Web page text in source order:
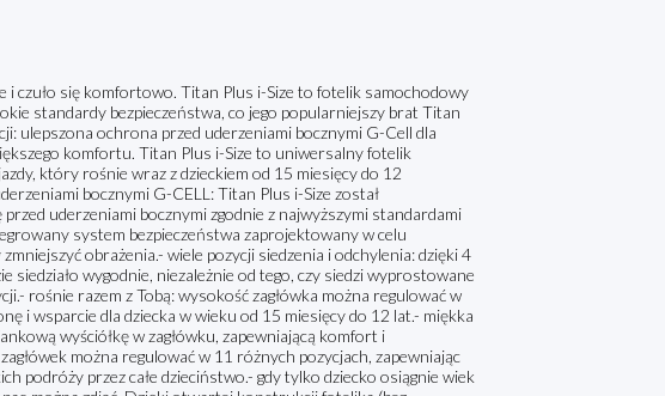
i czuło się komfortowo. Titan Plus i-Size to fotelik samochodowy
standardy bezpieczeństwa, co jego popularniejszy brat Titan
ulepszona ochrona przed uderzeniami bocznymi G-Cell dla
komfortu. Titan Plus i-Size to uniwersalny fotelik
który rośnie wraz z dzieckiem od 15 miesięcy do 12
bocznymi G-CELL: Titan Plus i-Size został
uderzeniami bocznymi zgodnie z najwyższymi standardami
system bezpieczeństwa zaprojektowany w celu
obrażenia.- wiele pozycji siedzenia i odchylenia: dzięki 4
siedziało wygodnie, niezależnie od tego, czy siedzi wyprostowane
rośnie razem z Tobą: wysokość zagłówka można regulować w
i wsparcie dla dziecka w wieku od 15 miesięcy do 12 lat.- miękka
wyściółkę w zagłówku, zapewniającą komfort i
można regulować w 11 różnych pozycjach, zapewniając
podróży przez całe dzieciństwo.- gdy tylko dziecko osiągnie wiek